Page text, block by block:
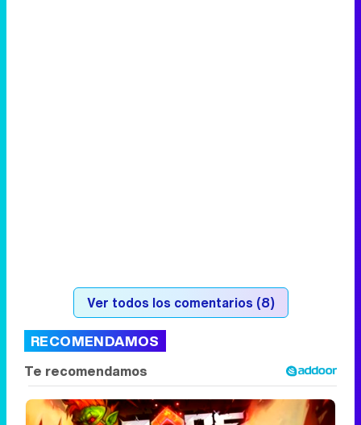
Ver todos los comentarios (8)
RECOMENDAMOS